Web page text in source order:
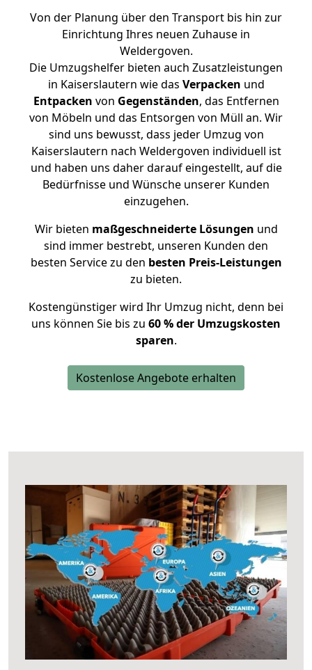
Von der Planung über den Transport bis hin zur
Einrichtung Ihres neuen Zuhause in
Weldergoven.
Die Umzugshelfer bieten auch Zusatzleistungen
in Kaiserslautern wie das Verpacken und
Entpacken von Gegenständen, das Entfernen
von Möbeln und das Entsorgen von Müll an. Wir
sind uns bewusst, dass jeder Umzug von
Kaiserslautern nach Weldergoven individuell ist
und haben uns daher darauf eingestellt, auf die
Bedürfnisse und Wünsche unserer Kunden
einzugehen.
Wir bieten maßgeschneiderte Lösungen und
sind immer bestrebt, unseren Kunden den
besten Service zu den besten Preis-Leistungen
zu bieten.
Kostengünstiger wird Ihr Umzug nicht, denn bei
uns können Sie bis zu 60 % der Umzugskosten
sparen.
Kostenlose Angebote erhalten